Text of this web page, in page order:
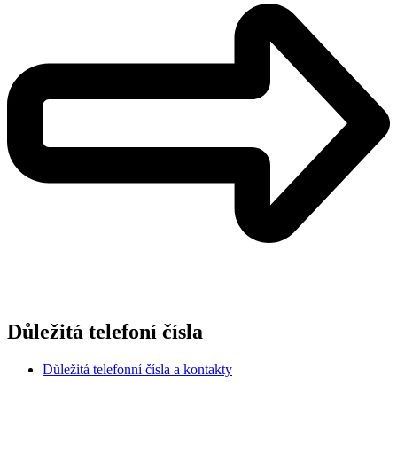
Důležitá telefoní čísla
Důležitá telefonní čísla a kontakty